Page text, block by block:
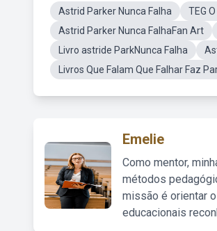
Astrid Parker Nunca Falha TEG
Astrid Parker Nunca FalhaFan Art
Livro astride ParkNunca Falha
Livros Que Falam Que Falhar Faz
Emelie
Como mentor,
métodos
missão é orientar
educacionais